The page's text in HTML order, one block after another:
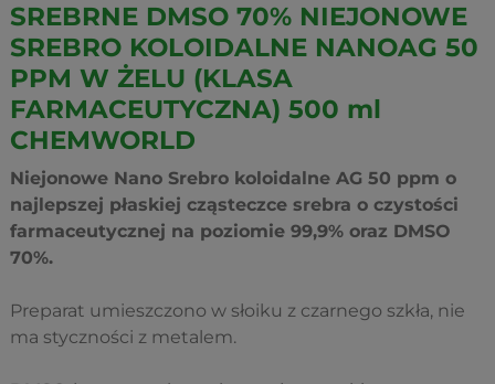
SREBRNE DMSO 70% NIEJONOWE
SREBRO KOLOIDALNE NANOAG 50
PPM W ŻELU (KLASA
FARMACEUTYCZNA) 500 ml
CHEMWORLD
Niejonowe Nano Srebro koloidalne AG 50 ppm o
najlepszej płaskiej cząsteczce srebra o czystości
farmaceutycznej na poziomie 99,9% oraz DMSO
70%.
Preparat umieszczono w słoiku z czarnego szkła, nie
ma styczności z metalem.